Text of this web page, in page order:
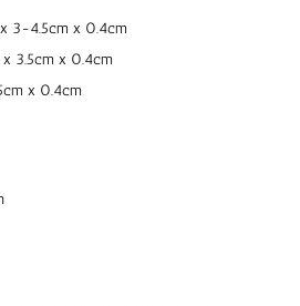
3-4.5cm x 0.4cm
x 3.5cm x 0.4cm
x 0.4cm